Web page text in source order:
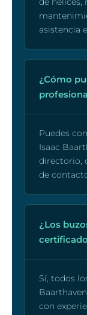
asistencia
¿Cómo
Puedes
Isaac
directorio,
de
¿Los
Sí, todos
con